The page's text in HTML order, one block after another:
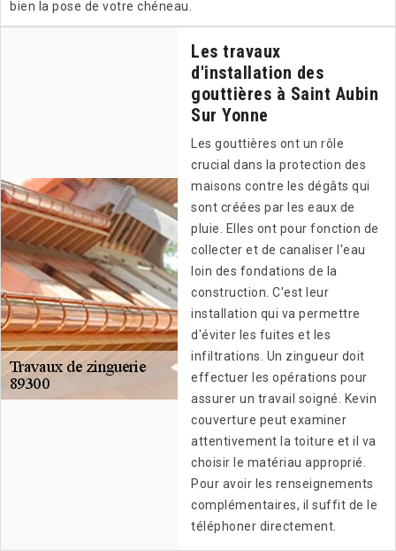
bien la pose de votre chéneau.
Les travaux
d'installation des
gouttières à Saint Aubin
Sur Yonne
Les gouttières ont un rôle
crucial dans la protection des
maisons contre les dégâts qui
sont créées par les eaux de
pluie. Elles ont pour fonction de
collecter et de canaliser l'eau
loin des fondations de la
construction. C'est leur
installation qui va permettre
d'éviter les fuites et les
infiltrations. Un zingueur doit
effectuer les opérations pour
assurer un travail soigné. Kevin
couverture peut examiner
attentivement la toiture et il va
choisir le matériau approprié.
Pour avoir les renseignements
complémentaires, il suffit de le
téléphoner directement.